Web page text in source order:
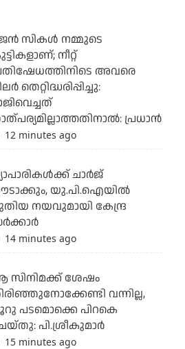
സികള്‍ നമ്മുടെ
നീറ്റ്
അവരെ
തെറ്റിദ്ധരിപ്പിച്ചു:
പ്രധാന്‍
12 minutes ago
ചാര്‍ജ്
യു.പി.ഐയില്‍
നയവുമായി കേന്ദ്ര
14 minutes ago
സിനിമക്ക് ശേഷം
വന്നില്ല,
പടമൊക്കെ പിറകെ
പി.ശ്രീകുമാർ
15 minutes ago